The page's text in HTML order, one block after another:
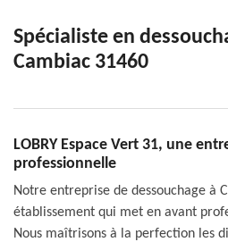
Spécialiste en
Cambiac 31460
LOBRY Espace Vert 31, une
professionnelle
Notre entreprise de dessouchage à
établissement qui met en avant
Nous maîtrisons à la perfection les